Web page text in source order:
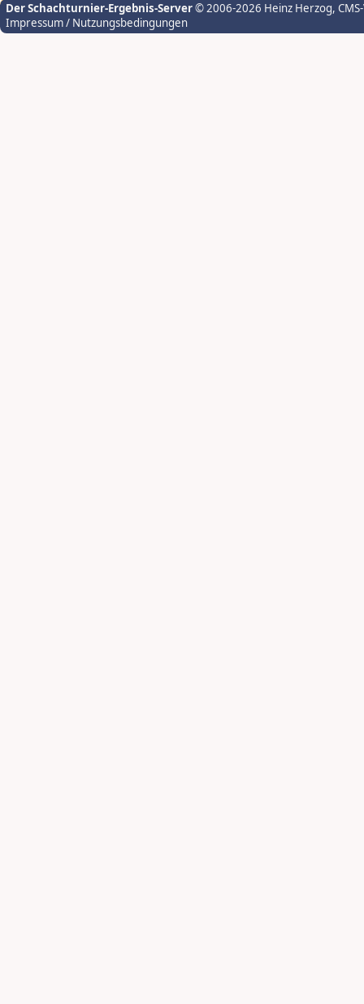
Der Schachturnier-Ergebnis-Server© 2006-2026 Heinz Herzog,
Impressum / Nutzungsbedingungen